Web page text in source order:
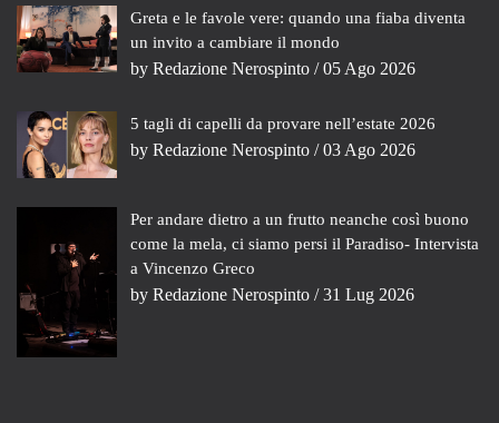
Greta e le favole vere: quando una fiaba diventa
un invito a cambiare il mondo
by Redazione Nerospinto / 05 Ago 2026
5 tagli di capelli da provare nell’estate 2026
by Redazione Nerospinto / 03 Ago 2026
Per andare dietro a un frutto neanche così buono
come la mela, ci siamo persi il Paradiso- Intervista
a Vincenzo Greco
by Redazione Nerospinto / 31 Lug 2026